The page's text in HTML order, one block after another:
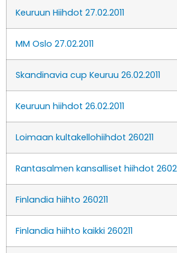
Keuruun Hiihdot 27.02.2011
MM Oslo 27.02.2011
Skandinavia cup Keuruu 26.02.2011
Keuruun hiihdot 26.02.2011
Loimaan kultakellohiihdot 260211
Rantasalmen kansalliset hiihdot
Finlandia hiihto 260211
Finlandia hiihto kaikki 260211